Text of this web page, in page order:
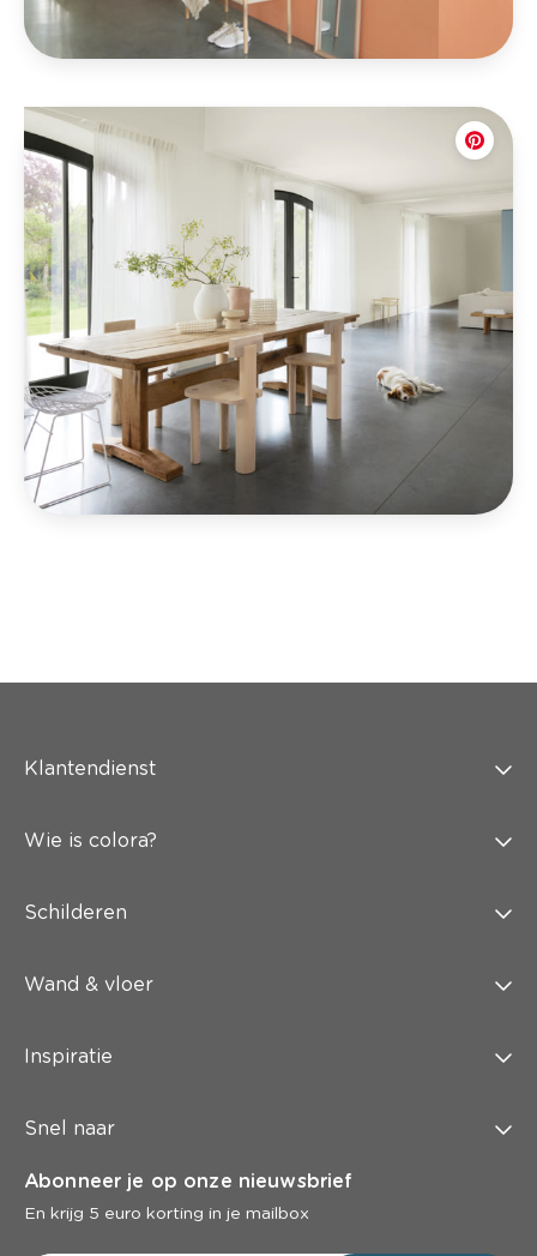
Klantendienst
Wie is colora?
Schilderen
Wand & vloer
Inspiratie
Snel naar
Abonneer je op onze nieuwsbrief
En krijg 5 euro korting in je mailbox